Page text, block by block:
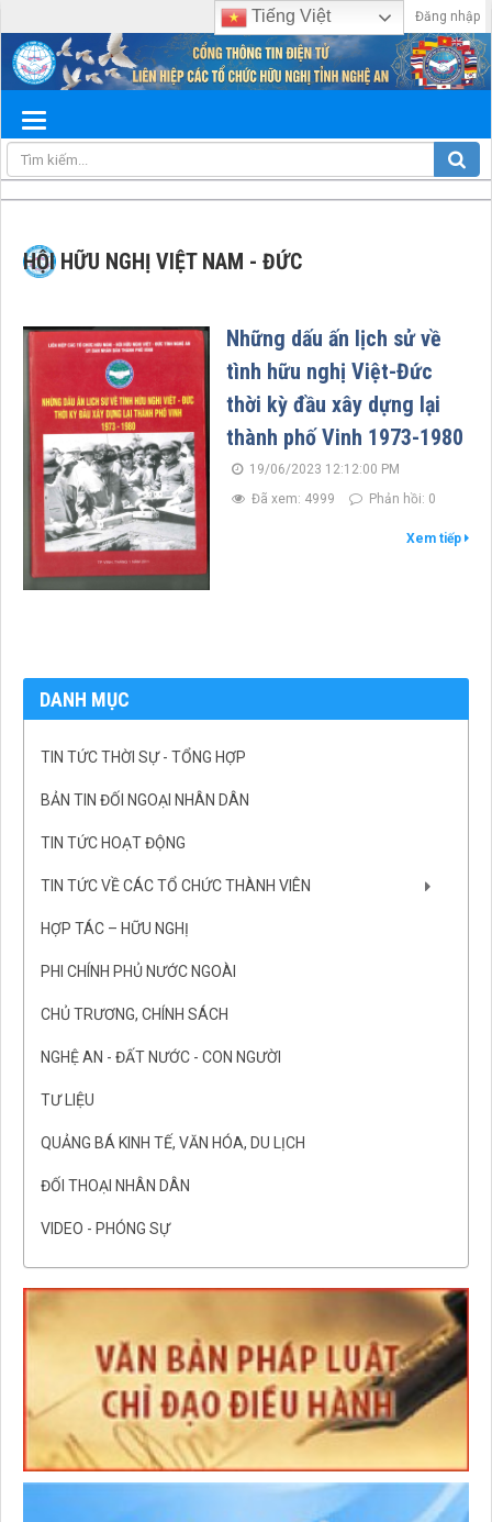
Đăng nhập
Tiếng Việt
HỘI HỮU NGHỊ VIỆT NAM - ĐỨC
Những dấu ấn lịch sử về
tình hữu nghị Việt-Đức
thời kỳ đầu xây dựng lại
thành phố Vinh 1973-1980
19/06/2023 12:12:00 PM
Đã xem: 4999
Phản hồi: 0
Xem tiếp
DANH MỤC
TIN TỨC THỜI SỰ - TỔNG HỢP
BẢN TIN ĐỐI NGOẠI NHÂN DÂN
TIN TỨC HOẠT ĐỘNG
TIN TỨC VỀ CÁC TỔ CHỨC THÀNH VIÊN
HỢP TÁC – HỮU NGHỊ
PHI CHÍNH PHỦ NƯỚC NGOÀI
CHỦ TRƯƠNG, CHÍNH SÁCH
NGHỆ AN - ĐẤT NƯỚC - CON NGƯỜI
TƯ LIỆU
QUẢNG BÁ KINH TẾ, VĂN HÓA, DU LỊCH
ĐỐI THOẠI NHÂN DÂN
VIDEO - PHÓNG SỰ